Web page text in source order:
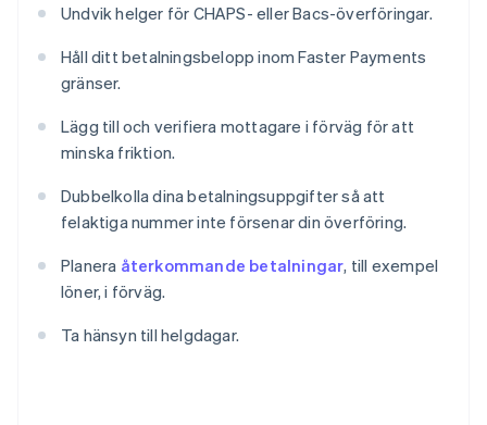
Undvik helger för CHAPS- eller Bacs-överföringar.
Håll ditt betalningsbelopp inom Faster Payments
gränser.
Lägg till och verifiera mottagare i förväg för att
minska friktion.
Dubbelkolla dina betalningsuppgifter så att
felaktiga nummer inte försenar din överföring.
Planera återkommande betalningar, till exempel
löner, i förväg.
Ta hänsyn till helgdagar.